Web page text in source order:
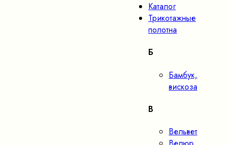
Каталог
Трикотажные
полотна
Б
Бамбук,
вискоза
В
Вельвет